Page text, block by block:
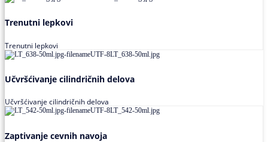
Trenutni lepkovi
Trenutni lepkovi
Učvršćivanje cilindričnih delova
Učvršćivanje cilindričnih delova
Zaptivanje cevnih navoja